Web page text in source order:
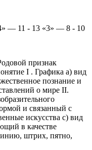
— 11 - 13 «3» — 8 - 10
признак
I . Графика a) вид
познание и
о мире II.
и связанный с
искусства c) вид
в качестве
штрих, пятно,